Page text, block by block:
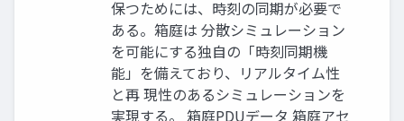
保つためには、時刻の同期が必要で
ある。箱庭は 分散シミュレーション
を可能にする独自の「時刻同期機
能」を備えており、リアルタイム性
と再 現性のあるシミュレーションを
実現する。 箱庭PDUデータ 箱庭アセ